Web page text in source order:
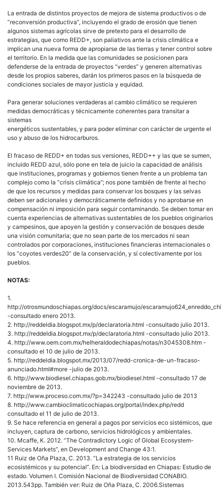
La entrada de distintos proyectos de mejora de sistema productivos o de
“reconversión productiva”, incluyendo el grado de erosión que tienen
algunos sistemas agrícolas sirve de pretexto para el desarrollo de
estrategias, que como REDD+, son paliativos ante la crisis climática e
implican una nueva forma de apropiarse de las tierras y tener control sobre
el territorio. En la medida que las comunidades se posicionen para
defenderse de la entrada de proyectos “verdes” y generen alternativas
desde los propios saberes, darán los primeros pasos en la búsqueda de
condiciones sociales de mayor justicia y equidad.
Para generar soluciones verdaderas al cambio climático se requieren
medidas democráticas y técnicamente coherentes para transitar a
sistemas
energéticos sustentables, y para poder eliminar con carácter de urgente el
uso y abuso de los hidrocarburos.
El fracaso de REDD+ en todas sus versiones, REDD++ y las que se sumen,
incluido REDD azul, sólo pone en tela de juicio la capacidad de análisis
que instituciones, programas y gobiernos tienen frente a un problema tan
complejo como la “crisis climática”; nos pone también de frente al hecho
de que los recursos y medidas para conservar los bosques y las selvas
deben ser adicionales y democráticamente definidos y no aprobarse en
compensación ni imposición para seguir contaminando. Se deben tomar en
cuenta experiencias de alternativas sustentables de los pueblos originarios
y campesinos, que apoyen la gestión y conservación de bosques desde
una visión comunitaria; que no sean parte de los mercados ni sean
controlados por corporaciones, instituciones financieras internacionales o
los “coyotes verdes20” de la conservación, y sí colectivamente por los
pueblos.
NOTAS:
1.
http://otrosmundoschiapas.org/docs/escaramujo/
-consultado enero 2013.
2. http://reddeldia.blogspot.mx/p/declaratoria.html -consultado julio 2013.
3. http://reddeldia.blogspot.mx/p/declaratoria.html -consultado julio 2013.
4. http://www.oem.com.mx/helheraldodechiapas/notas/n3045308.htm -
consultado el 10 de julio de 2013.
5. http://reddeldia.blogspot.mx/2013/07/redd-cronica-de-un-fracaso-
anunciado.html#more -julio de 2013.
6. http://www.biodiesel.chiapas.gob.mx/biodiesel.html -consultado 17 de
noviembre de 2013.
7. http://www.proceso.com.mx/?p=342243 -consultado julio de 2013
8. http://www.cambioclimaticochiapas.org/portal/index.php/redd
consultado el 11 de julio de 2013.
9. Se hace referencia en general a pagos por servicios eco sistémicos, que
incluyen, captura de carbono, servicios hidrológicos y ambientales.
10. Mcaffe, K. 2012. “The Contradictory Logic of Global Ecosystem-
Services Markets”, en Development and Change 43:1.
11 Ruiz de Oña Plaza, C. 2013. “La estrategia de los servicios
ecosistémicos y su potencial”. En: La biodiversidad en Chiapas: Estudio de
estado. Volumen I. Comisión Nacional de Biodiversidad CONABIO.
2013.543pp. También ver: Ruiz de Oña Plaza, C. 2006.Sistemas